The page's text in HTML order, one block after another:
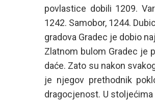
povlastice dobili 1209.
1242. Samobor, 1244.
gradova Gradec je dobio
Zlatnom bulom Gradec je
daće. Zato su nakon
je njegov prethodnik
dragocjenost. U